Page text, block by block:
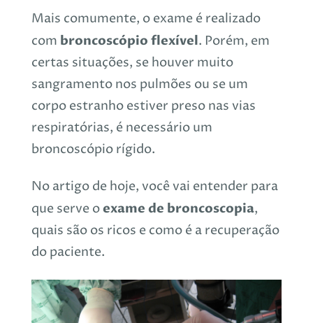
Mais comumente, o exame é realizado
com broncoscópio flexível. Porém, em
certas situações, se houver muito
sangramento nos pulmões ou se um
corpo estranho estiver preso nas vias
respiratórias, é necessário um
broncoscópio rígido.
No artigo de hoje, você vai entender para
queserve oexame de broncoscopia,
quais são os ricos e como é a recuperação
do paciente.